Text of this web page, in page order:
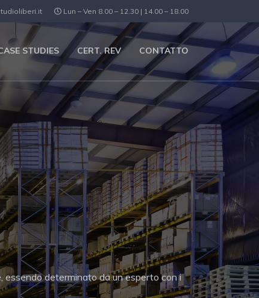
Lun – Ven 8.00 – 12.30 | 14.00 – 18.00
STUDIES CERT. REV CONTATTO
essendo determinato da un esperto con i